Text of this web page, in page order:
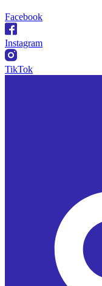
Facebook
Instagram
TikTok